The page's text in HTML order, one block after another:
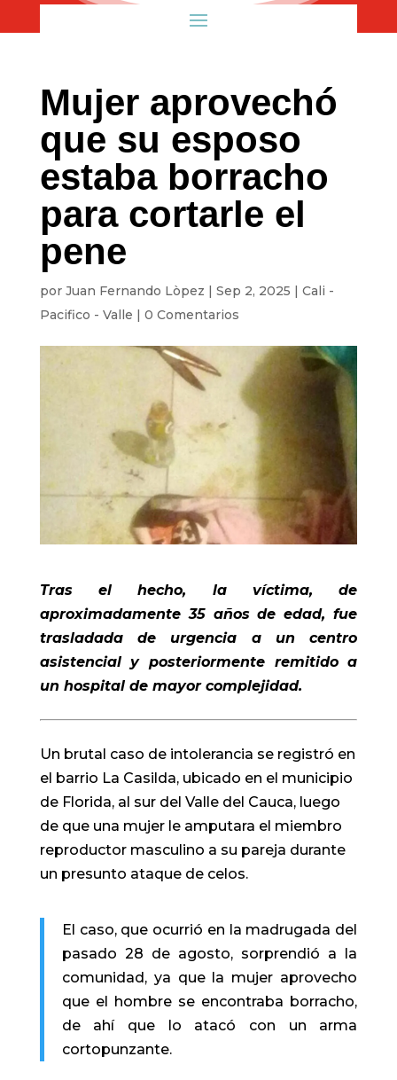
Mujer aprovechó
que su esposo
estaba borracho
para cortarle el
pene
por Juan Fernando Lòpez | Sep 2, 2025 | Cali -
Pacifico - Valle | 0 Comentarios
Tras el hecho, la víctima, de
aproximadamente 35 años de edad, fue
trasladada de urgencia a un centro
asistencial y posteriormente remitido a
un hospital de mayor complejidad.
Un brutal caso de intolerancia se registró en
el barrio La Casilda, ubicado en el municipio
de Florida, al sur del Valle del Cauca, luego
de que una mujer le amputara el miembro
reproductor masculino a su pareja durante
un presunto ataque de celos.
El caso, que ocurrió en la madrugada del
pasado 28 de agosto, sorprendió a la
comunidad, ya que la mujer aprovecho
que el hombre se encontraba borracho,
de ahí que lo atacó con un arma
cortopunzante.